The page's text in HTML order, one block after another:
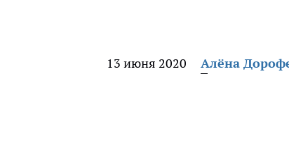
13 июня 2020
Алёна